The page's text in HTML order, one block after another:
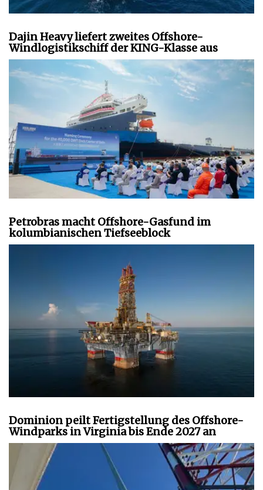
Dajin Heavy liefert zweites Offshore-
Windlogistikschiff der KING-Klasse aus
Petrobras macht Offshore-Gasfund im
kolumbianischen Tiefseeblock
Dominion peilt Fertigstellung des Offshore-
Windparks in Virginia bis Ende 2027 an